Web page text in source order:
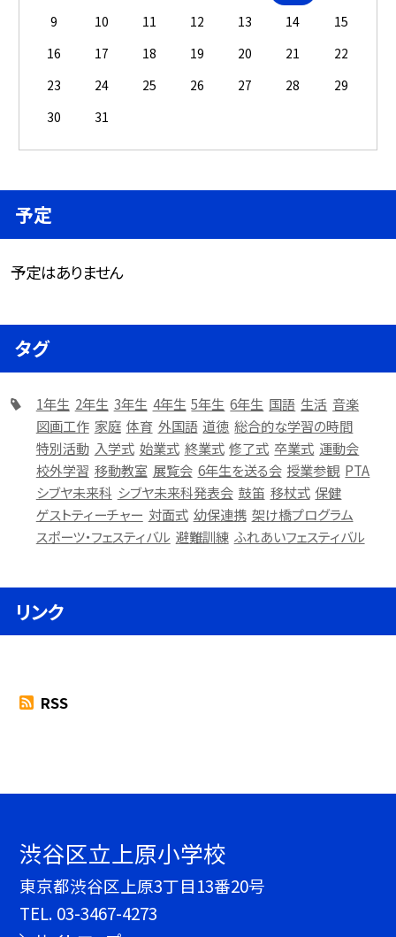
9
10 11 12 13 14
15
16
17 18 19 20 21
22
23
24 25 26 27 28
29
30
31
予定
予定はありません
タグ
1年生 2年生 3年生 4年生 5年生 6年生 国語 生活 音楽
図画工作 家庭 体育 外国語 道徳 総合的な学習の時間
特別活動 入学式 始業式 終業式 修了式 卒業式 運動会
校外学習 移動教室 展覧会 6年生を送る会 授業参観 PTA
シブヤ未来科 シブヤ未来科発表会 鼓笛 移杖式 保健
ゲストティーチャー 対面式 幼保連携 架け橋プログラム
スポーツ・フェスティバル 避難訓練 ふれあいフェスティバル
リンク
RSS
渋谷区立上原小学校
東京都渋谷区上原3丁目13番20号
TEL. 03-3467-4273